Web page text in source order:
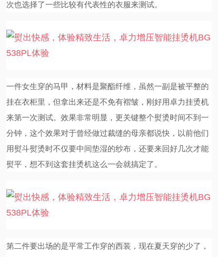
次也选择了一些比较有代表性的衣服来测试。
一件女生穿的马甲，材料是聚酯纤维，虽然一副是被平整的
挂在衣柜里，但拿出来还是不免有褶皱，刚好用卓力挂烫机
来第一次测试。效果非常明显，更关键整个熨烫时间不到一
分钟，这个效果对于曾经做过裁缝的母亲都说快，以前他们
用熨斗熨烫时不仅要中间垫湿的纱布，还要来回好几次才能
熨平，想不到这套挂烫机这么一会就搞定了。
第二件要出场的是平常工作穿的西装，现在夏天穿的少了，